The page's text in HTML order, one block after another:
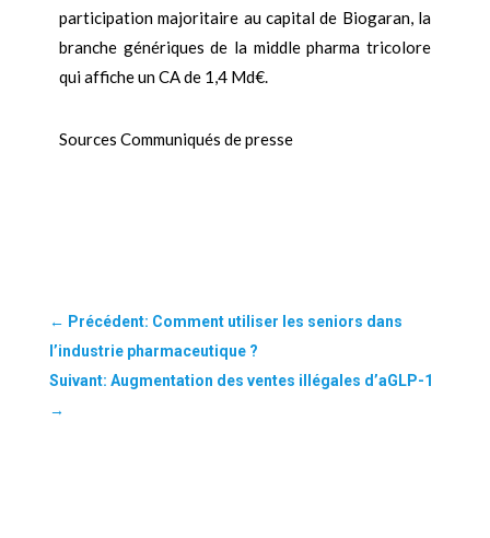
participation majoritaire au capital de Biogaran, la
branche génériques de la middle pharma tricolore
qui affiche un CA de 1,4 Md€.
Sources Communiqués de presse
← Précédent: Comment utiliser les seniors dans
l’industrie pharmaceutique ?
Suivant: Augmentation des ventes illégales d’aGLP-1
→